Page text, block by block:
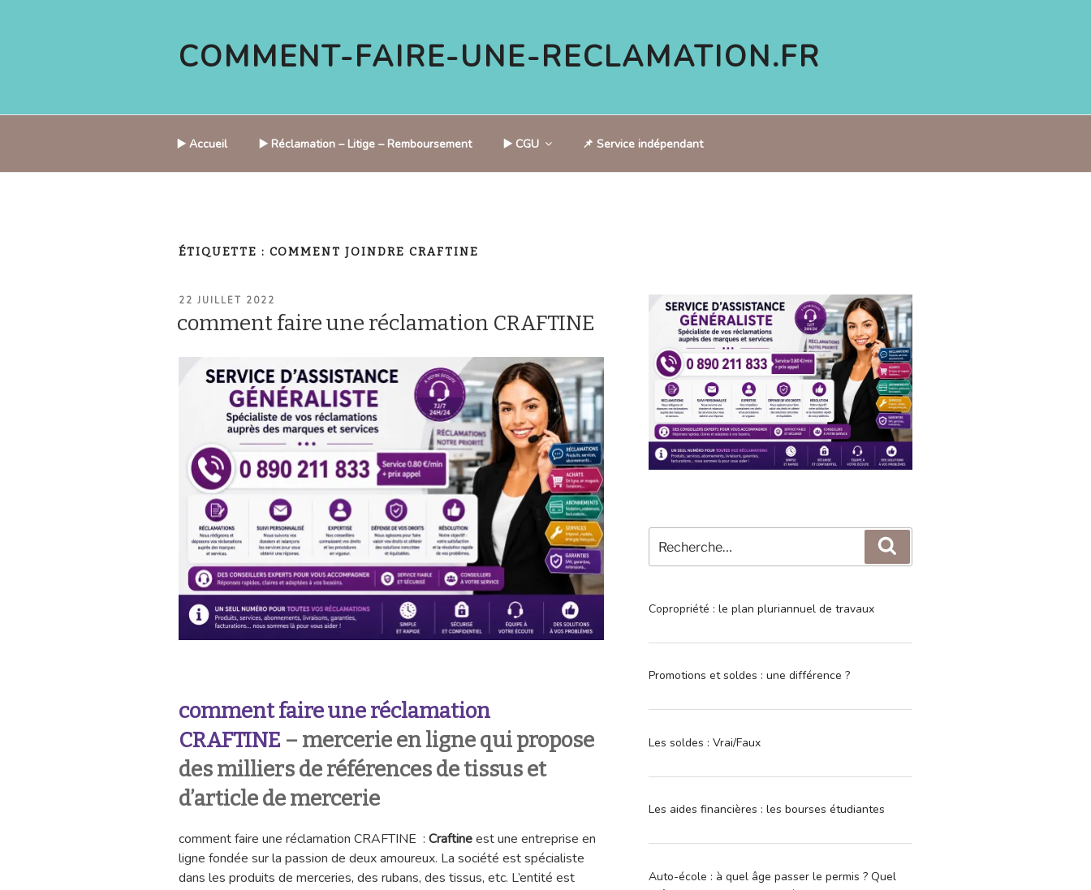
COMMENT-FAIRE-UNE-RECLAMATION.FR
▶️ Accueil ▶️ Réclamation – Litige – Remboursement ▶️ CGU 📌 Service indépendant
ÉTIQUETTE : COMMENT JOINDRE CRAFTINE
PUBLIÉ
22 JUILLET 2022
comment faire une réclamation CRAFTINE
comment faire une réclamation
CRAFTINE – mercerie en ligne qui propose
des milliers de références de tissus et
d’article de mercerie
comment faire une réclamation CRAFTINE : Craftineest une entreprise en
ligne fondée sur la passion de deux amoureux. La société est spécialiste
dans les produits de merceries, des rubans, des tissus, etc. L’entité est
pour
:
Copropriété : le plan pluriannuel de travaux
Promotions et soldes : une différence ?
Les soldes : Vrai/Faux
Les aides financières : les bourses étudiantes
Auto-école : à quel âge passer le permis ? Quel